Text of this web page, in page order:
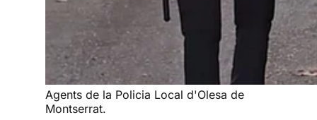
Agents de la Policia Local d'Olesa de
Montserrat.